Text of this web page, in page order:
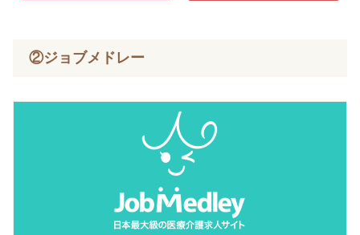
②ジョブメドレー